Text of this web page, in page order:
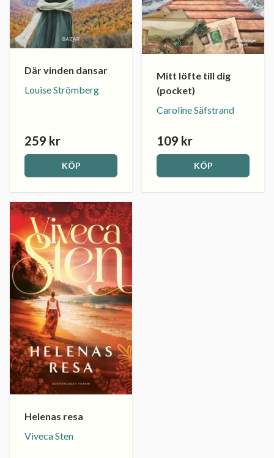
Där vinden dansar
Louise Strömberg
259 kr
KÖP
Mitt löfte till dig
(pocket)
Caroline Säfstrand
109 kr
KÖP
Helenas resa
Viveca Sten